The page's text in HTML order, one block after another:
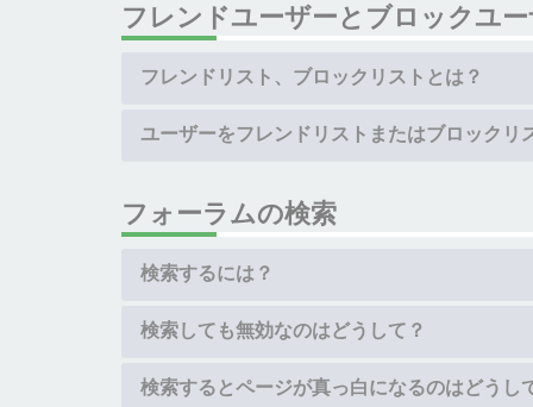
フレンドユーザーとブロックユ
フレンドリスト、ブロックリストとは？
ユーザーをフレンドリストまたはブロックリ
フォーラムの検索
検索するには？
検索しても無効なのはどうして？
検索するとページが真っ白になるのはどうし